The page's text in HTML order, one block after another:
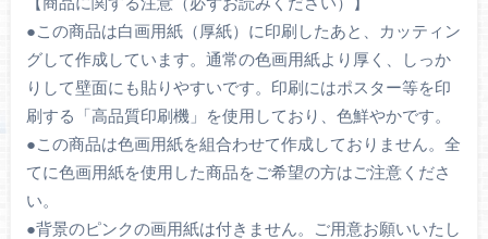
●この商品は白画用紙（厚紙）に印刷したあと、カッティン
グして作成しています。通常の色画用紙より厚く、しっか
りして壁面にも貼りやすいです。印刷にはポスター等を印
刷する「高品質印刷機」を使用しており、色鮮やかです。
●この商品は色画用紙を組合わせて作成しておりません。全
てに色画用紙を使用した商品をご希望の方はご注意くださ
い。
●背景のピンクの画用紙は付きません。ご用意お願いいたし